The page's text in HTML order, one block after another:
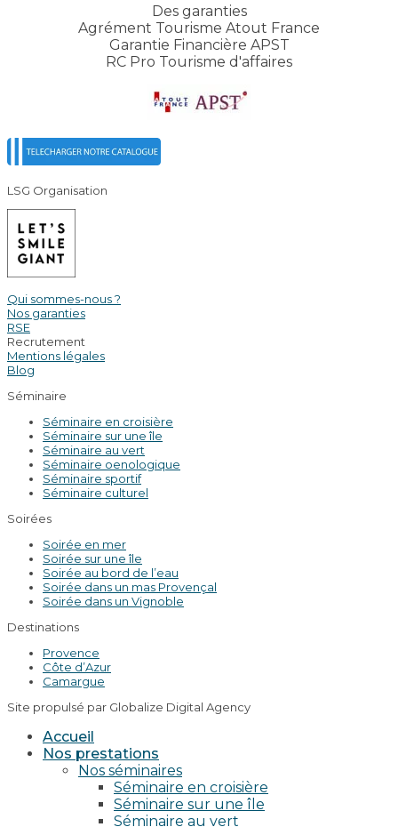
Des garanties
Agrément Tourisme Atout France
Garantie Financière APST
RC Pro Tourisme d'affaires
LSG Organisation
Qui sommes-nous ?
Nos garanties
RSE
Recrutement
Mentions légales
Blog
Séminaire
Séminaire en croisière
Séminaire sur une île
Séminaire au vert
Séminaire oenologique
Séminaire sportif
Séminaire culturel
Soirées
Soirée en mer
Soirée sur une île
Soirée au bord de l’eau
Soirée dans un mas Provençal
Soirée dans un Vignoble
Destinations
Provence
Côte d’Azur
Camargue
Site propulsé par Globalize Digital Agency
Accueil
Nos prestations
Nos séminaires
Séminaire en croisière
Séminaire sur une île
Séminaire au vert